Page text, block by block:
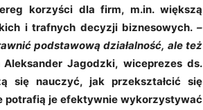
korzyści dla firm, m.in. większą
i trafnych decyzji biznesowych. –
podstawową działalność, ale też
Aleksander Jagodzki, wiceprezes ds.
się nauczyć, jak przekształcić się
potrafią je efektywnie wykorzystywać